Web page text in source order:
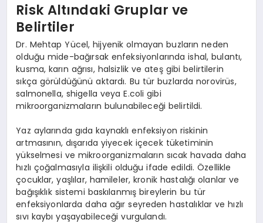
Risk Altındaki Gruplar ve
Belirtiler
Dr. Mehtap Yücel, hijyenik olmayan buzların neden
olduğu mide-bağırsak enfeksiyonlarında ishal, bulantı,
kusma, karın ağrısı, halsizlik ve ateş gibi belirtilerin
sıkça görüldüğünü aktardı. Bu tür buzlarda norovirüs,
salmonella, shigella veya E.coli gibi
mikroorganizmaların bulunabileceği belirtildi.
Yaz aylarında gıda kaynaklı enfeksiyon riskinin
artmasının, dışarıda yiyecek içecek tüketiminin
yükselmesi ve mikroorganizmaların sıcak havada daha
hızlı çoğalmasıyla ilişkili olduğu ifade edildi. Özellikle
çocuklar, yaşlılar, hamileler, kronik hastalığı olanlar ve
bağışıklık sistemi baskılanmış bireylerin bu tür
enfeksiyonlarda daha ağır seyreden hastalıklar ve hızlı
sıvı kaybı yaşayabileceği vurgulandı.